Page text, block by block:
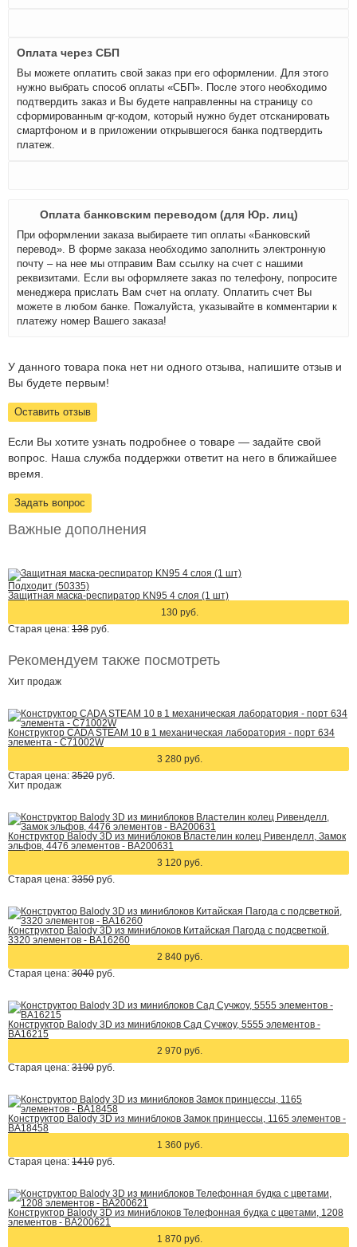
Оплата через СБП
Вы можете оплатить свой заказ при его оформлении. Для этого
нужно выбрать способ оплаты «СБП». После этого необходимо
подтвердить заказ и Вы будете направленны на страницу со
сформированным qr-кодом, который нужно будет отсканировать
смартфоном и в приложении открывшегося банка подтвердить
платеж.
Оплата банковским переводом (для Юр. лиц)
При оформлении заказа выбираете тип оплаты «Банковский
перевод». В форме заказа необходимо заполнить электронную
почту – на нее мы отправим Вам ссылку на счет с нашими
реквизитами. Если вы оформляете заказ по телефону, попросите
менеджера прислать Вам счет на оплату. Оплатить счет Вы
можете в любом банке. Пожалуйста, указывайте в комментарии к
платежу номер Вашего заказа!
У данного товара пока нет ни одного отзыва, напишите отзыв и
Вы будете первым!
Оставить отзыв
Если Вы хотите узнать подробнее о товаре — задайте свой
вопрос. Наша служба поддержки ответит на него в ближайшее
время.
Задать вопрос
Важные дополнения
Подходит (50335)
Защитная маска-респиратор KN95 4 слоя (1 шт)
130 руб.
Старая цена: 138 руб.
Рекомендуем также посмотреть
Хит продаж
Конструктор CADA STEAM 10 в 1 механическая лаборатория - порт 634
элемента - C71002W
3 280 руб.
Старая цена: 3520 руб.
Хит продаж
Конструктор Balody 3D из миниблоков Властелин колец Ривенделл, Замок
эльфов, 4476 элементов - BA200631
3 120 руб.
Старая цена: 3350 руб.
Конструктор Balody 3D из миниблоков Китайская Пагода с подсветкой,
3320 элементов - BA16260
2 840 руб.
Старая цена: 3040 руб.
Конструктор Balody 3D из миниблоков Сад Сучжоу, 5555 элементов -
BA16215
2 970 руб.
Старая цена: 3190 руб.
Конструктор Balody 3D из миниблоков Замок принцессы, 1165 элементов -
BA18458
1 360 руб.
Старая цена: 1410 руб.
Конструктор Balody 3D из миниблоков Телефонная будка с цветами, 1208
элементов - BA200621
1 870 руб.